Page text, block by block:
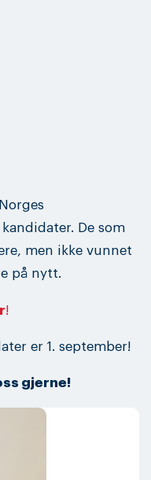
De som
men ikke vunnet
på nytt.
!
er 1. september!
gjerne!